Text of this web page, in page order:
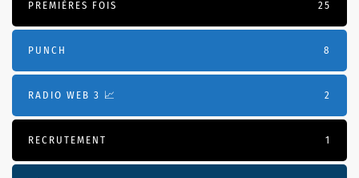
PREMIÈRES FOIS 25
PUNCH 8
RADIO WEB 3 📈 2
RECRUTEMENT 1